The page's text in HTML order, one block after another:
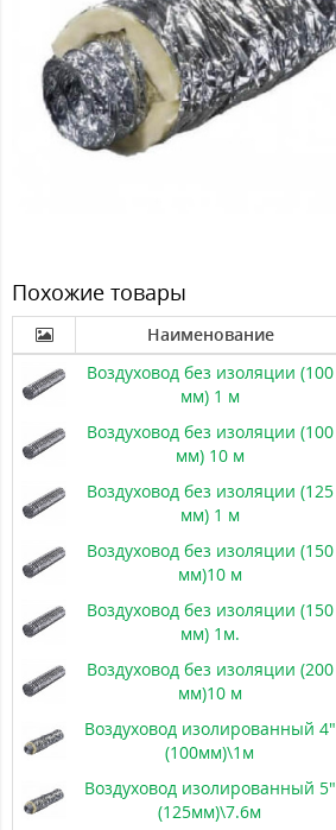
Похожие товары
Наименование
Воздуховод без изоляции (100
мм) 1 м
Воздуховод без изоляции (100
мм) 10 м
Воздуховод без изоляции (125
мм) 1 м
Воздуховод без изоляции (150
мм)10 м
Воздуховод без изоляции (150
мм) 1м.
Воздуховод без изоляции (200
мм)10 м
Воздуховод изолированный 4"
(100мм)\1м
Воздуховод изолированный 5"
(125мм)\7.6м